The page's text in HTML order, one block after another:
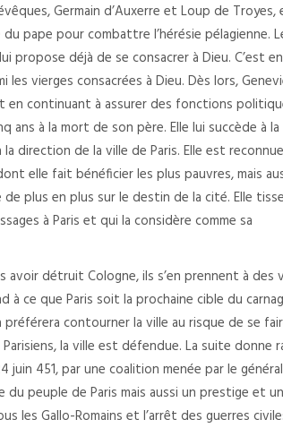
Germain d’Auxerre et Loup de Troyes,
pape pour combattre l’hérésie pélagienne.
propose déjà de se consacrer à Dieu. C’est en
vierges consacrées à Dieu. Dès lors,
continuant à assurer des fonctions
ans à la mort de son père. Elle lui succède à
direction de la ville de Paris. Elle est reconnue
elle fait bénéficier les plus pauvres, mais
plus en plus sur le destin de la cité. Elle
à Paris et qui la considère comme sa
détruit Cologne, ils s’en prennent à des
ce que Paris soit la prochaine cible du
préférera contourner la ville au risque de se
la ville est défendue. La suite donne
451, par une coalition menée par le général
du peuple de Paris mais aussi un prestige et
les Gallo-Romains et l’arrêt des guerres